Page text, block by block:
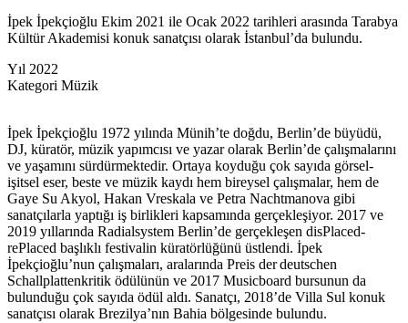
İpek İpekçioğlu Ekim 2021 ile Ocak 2022 tarihleri arasında Tarabya
Kültür Akademisi konuk sanatçısı olarak İstanbul’da bulundu.
Yıl 2022
Kategori Müzik
İpek İpekçioğlu 1972 yılında Münih’te doğdu, Berlin’de büyüdü,
DJ, küratör, müzik yapımcısı ve yazar olarak Berlin’de çalışmalarını
ve yaşamını sürdürmektedir. Ortaya koyduğu çok sayıda görsel-
işitsel eser, beste ve müzik kaydı hem bireysel çalışmalar, hem de
Gaye Su Akyol, Hakan Vreskala ve Petra Nachtmanova gibi
sanatçılarla yaptığı iş birlikleri kapsamında gerçekleşiyor. 2017 ve
2019 yıllarında Radialsystem Berlin’de gerçekleşen disPlaced-
rePlaced başlıklı festivalin küratörlüğünü üstlendi. İpek
İpekçioğlu’nun çalışmaları, aralarında Preis der deutschen
Schallplattenkritik ödülünün ve 2017 Musicboard bursunun da
bulunduğu çok sayıda ödül aldı. Sanatçı, 2018’de Villa Sul konuk
sanatçısı olarak Brezilya’nın Bahia bölgesinde bulundu.